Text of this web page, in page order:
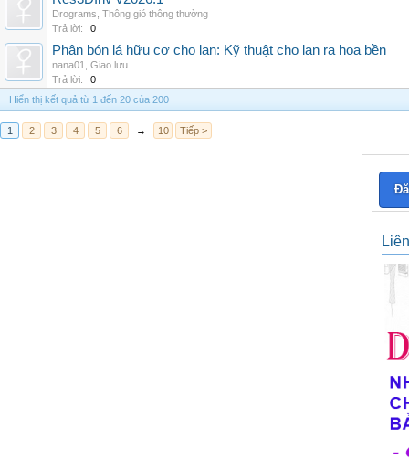
Drograms Thông gió thông thường
Trả lời:
0
Phân bón lá hữu cơ cho lan: Kỹ thuật cho lan ra hoa bền
nana01
Giao lưu
Trả lời:
0
Hiển thị kết quả từ 1 đến 20 của 200
1 2 3 4 5 6 → 10 Tiếp >